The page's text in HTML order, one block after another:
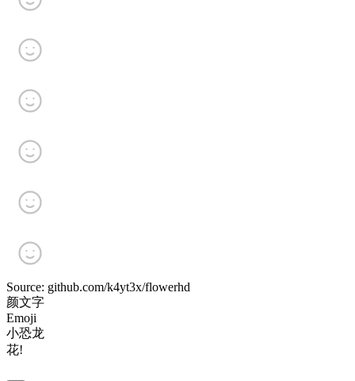
Source: github.com/k4yt3x/flowerhd
颜文字
Emoji
小恐龙
花!